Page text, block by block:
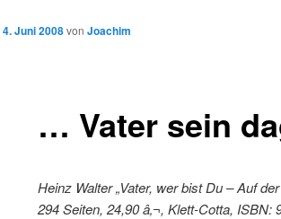
… Vater sein
4. Juni 2008von Joachim
Heinz Walter „Vater, wer bist Du – Auf
294 Seiten, 24,90 â‚¬, Klett-Cotta, ISBN: